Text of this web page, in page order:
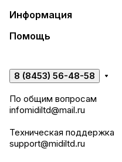
Информация
Помощь
8 (8453) 56-48-58
По общим вопросам
infomidiltd@mail.ru
Техническая поддержка
support@midiltd.ru